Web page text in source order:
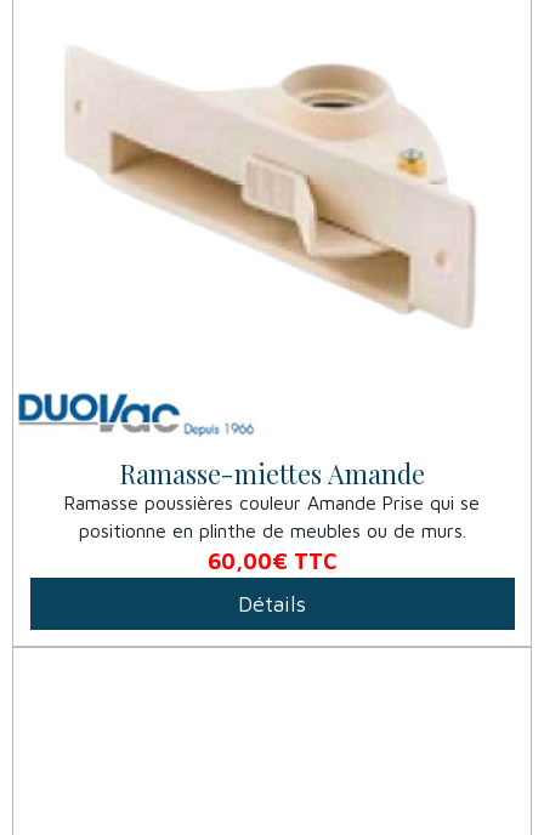
Ramasse-miettes Amande
Ramasse poussières couleur Amande Prise qui se
positionne en plinthe de meubles ou de murs.
60,00€ TTC
Détails